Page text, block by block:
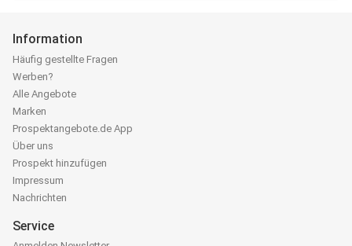
Information
Häufig gestellte Fragen
Werben?
Alle Angebote
Marken
Prospektangebote.de App
Über uns
Prospekt hinzufügen
Impressum
Nachrichten
Service